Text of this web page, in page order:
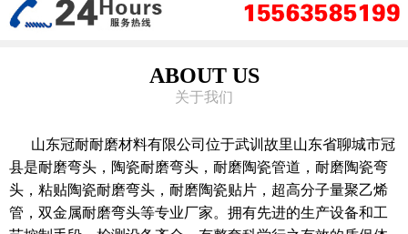
ABOUT US
关于我们
山东冠耐耐磨材料有限公司位于武训故里山东省聊城市冠
县是耐磨弯头，陶瓷耐磨弯头，耐磨陶瓷管道，耐磨陶瓷弯
头，粘贴陶瓷耐磨弯头，耐磨陶瓷贴片，超高分子量聚乙烯
管，双金属耐磨弯头等专业厂家。拥有先进的生产设备和工